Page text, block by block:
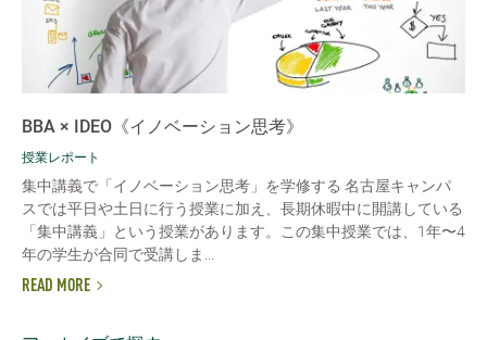
BBA × IDEO《イノベーション思考》
授業レポート
集中講義で「イノベーション思考」を学修する 名古屋キャンパ
スでは平日や土日に行う授業に加え、長期休暇中に開講している
「集中講義」という授業があります。この集中授業では、1年〜4
年の学生が合同で受講しま...
READ MORE